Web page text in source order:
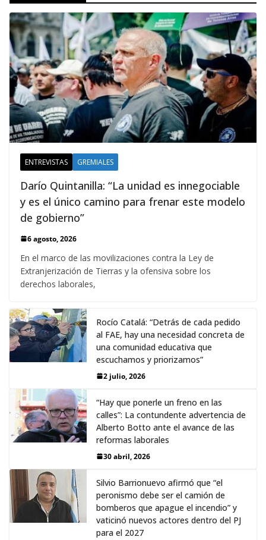
ENTREVISTAS GREMIALES
Darío Quintanilla: “La unidad es innegociable
y es el único camino para frenar este modelo
de gobierno”
6 agosto, 2026
En el marco de las movilizaciones contra la Ley de
Extranjerización de Tierras y la ofensiva sobre los
derechos laborales,
Rocío Catalá: “Detrás de cada pedido
al FAE, hay una necesidad concreta de
una comunidad educativa que
escuchamos y priorizamos”
2 julio, 2026
“Hay que ponerle un freno en las
calles”: La contundente advertencia de
Alberto Botto ante el avance de las
reformas laborales
30 abril, 2026
Silvio Barrionuevo afirmó que “el
peronismo debe ser el camión de
bomberos que apague el incendio” y
vaticinó nuevos actores dentro del PJ
para el 2027